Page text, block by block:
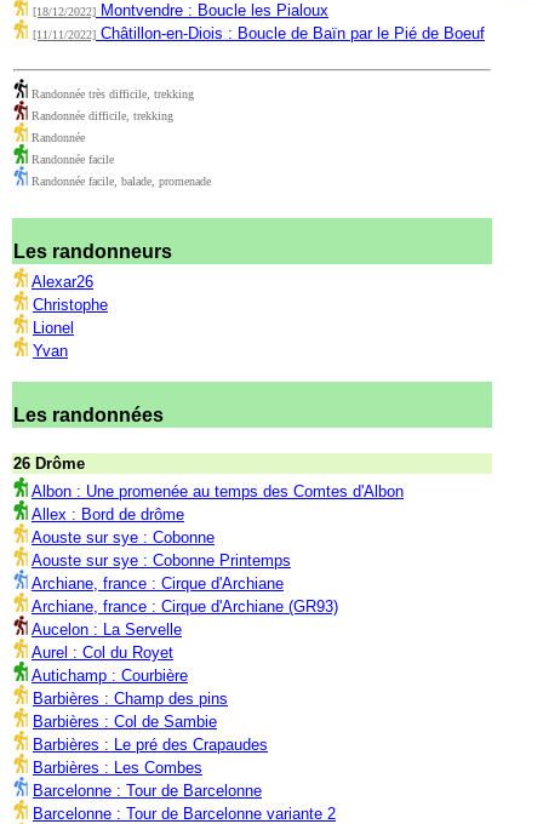
[18/12/2022] Montvendre : Boucle les Pialoux
[11/11/2022] Châtillon-en-Diois : Boucle de Baïn par le Pié de Boeuf
Randonnée très difficile, trekking
Randonnée difficile, trekking
Randonnée
Randonnée facile
Randonnée facile, balade, promenade
Les randonneurs
Alexar26
Christophe
Lionel
Yvan
Les randonnées
26 Drôme
Albon : Une promenée au temps des Comtes d'Albon
Allex : Bord de drôme
Aouste sur sye : Cobonne
Aouste sur sye : Cobonne Printemps
Archiane, france : Cirque d'Archiane
Archiane, france : Cirque d'Archiane (GR93)
Aucelon : La Servelle
Aurel : Col du Royet
Autichamp : Courbière
Barbières : Champ des pins
Barbières : Col de Sambie
Barbières : Le pré des Crapaudes
Barbières : Les Combes
Barcelonne : Tour de Barcelonne
Barcelonne : Tour de Barcelonne variante 2